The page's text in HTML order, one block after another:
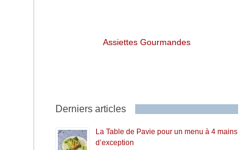
Assiettes Gourmandes
Derniers articles
La Table de Pavie pour un menu à 4 mains
d’exception